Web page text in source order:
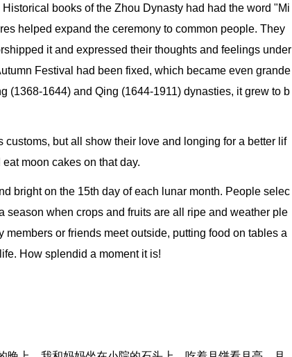
books of the Zhou Dynasty had had the word "Mi
helped expand the ceremony to common people. They
it and expressed their thoughts and feelings under
Festival had been fixed, which became even grande
(1368-1644) and Qing (1644-1911) dynasties, it grew to b
but all show their love and longing for a better lif
moon cakes on that day.
bright on the 15th day of each lunar month. People selec
season when crops and fruits are all ripe and weather ple
or friends meet outside, putting food on tables a
How splendid a moment it is!